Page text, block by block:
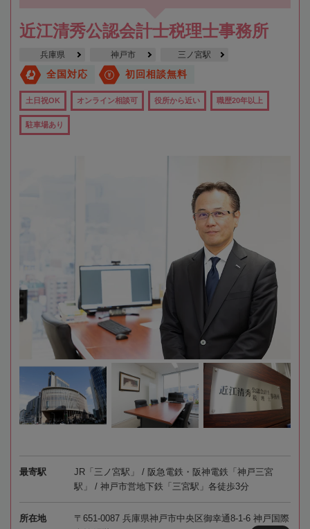
近江清秀公認会計士税理士事務所
兵庫県 神戸市 三ノ宮駅
全国対応 初回相談無料
土日祝OK オンライン相談可 役所から近い 職歴20年以上
駐車場あり
最寄駅
JR「三ノ宮駅」 / 阪急電鉄・阪神電鉄「神戸三宮
駅」 / 神戸市営地下鉄「三宮駅」各徒歩3分
所在地
〒651-0087 兵庫県神戸市中央区御幸通8-1-6 神戸国際